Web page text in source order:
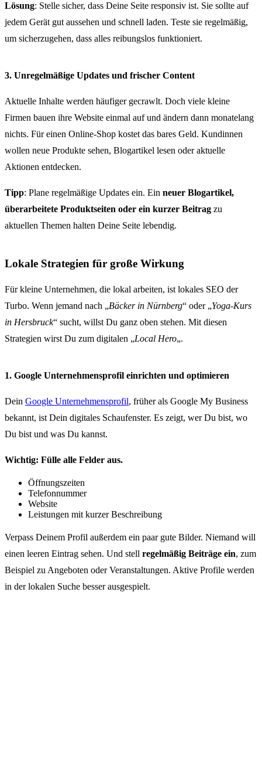
Lösung: Stelle sicher, dass Deine Seite responsiv ist. Sie sollte auf
jedem Gerät gut aussehen und schnell laden. Teste sie regelmäßig,
um sicherzugehen, dass alles reibungslos funktioniert.
3. Unregelmäßige Updates und frischer Content
Aktuelle Inhalte werden häufiger gecrawlt. Doch viele kleine
Firmen bauen ihre Website einmal auf und ändern dann monatelang
nichts. Für einen Online-Shop kostet das bares Geld. Kundinnen
wollen neue Produkte sehen, Blogartikel lesen oder aktuelle
Aktionen entdecken.
Tipp: Plane regelmäßige Updates ein. Ein neuer Blogartikel,
überarbeitete Produktseiten oder ein kurzer Beitrag zu
aktuellen Themen halten Deine Seite lebendig.
Lokale Strategien für große Wirkung
Für kleine Unternehmen, die lokal arbeiten, ist lokales SEO der
Turbo. Wenn jemand nach „Bäcker in Nürnberg“ oder „Yoga-Kurs
in Hersbruck“ sucht, willst Du ganz oben stehen. Mit diesen
Strategien wirst Du zum digitalen „Local Hero„.
1. Google Unternehmensprofil einrichten und optimieren
Dein Google Unternehmensprofil, früher als Google My Business
bekannt, ist Dein digitales Schaufenster. Es zeigt, wer Du bist, wo
Du bist und was Du kannst.
Wichtig: Fülle alle Felder aus.
Öffnungszeiten
Telefonnummer
Website
Leistungen mit kurzer Beschreibung
Verpass Deinem Profil außerdem ein paar gute Bilder. Niemand will
einen leeren Eintrag sehen. Und stell regelmäßig Beiträge ein, zum
Beispiel zu Angeboten oder Veranstaltungen. Aktive Profile werden
in der lokalen Suche besser ausgespielt.